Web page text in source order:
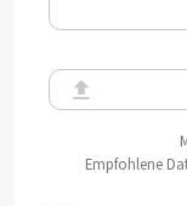
Empfohlene